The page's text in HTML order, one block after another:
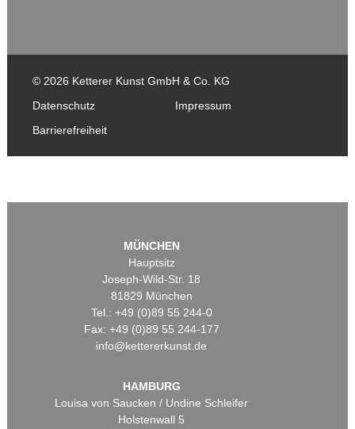
© 2026 Ketterer Kunst GmbH & Co. KG
Datenschutz
Impressum
Barrierefreiheit
MÜNCHEN
Hauptsitz
Joseph-Wild-Str. 18
81829 München
Tel.: +49 (0)89 55 244-0
Fax: +49 (0)89 55 244-177
info@kettererkunst.de
HAMBURG
Louisa von Saucken / Undine Schleifer
Holstenwall 5